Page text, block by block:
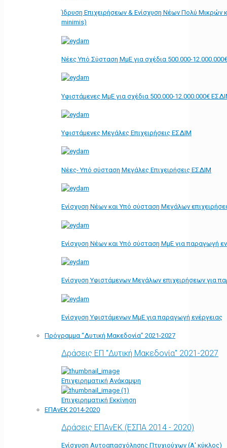
Ίδρυση Επιχειρήσεων & Ενίσχυση Νέων Πολύ Μικρών
minimis)
Νέες Υπό Σύσταση ΜμΕ για σχέδια 500.000-
Υφιστάμενες ΜμΕ για σχέδια 500.000-12.000.000€
Υφιστάμενες Μεγάλες Επιχειρήσεις ΕΣΔΙΜ
Νέες- Υπό σύσταση Μεγάλες Επιχειρήσεις ΕΣΔΙΜ
Ενίσχυση Νέων και Υπό σύσταση Μεγάλων
Ενίσχυση Νέων και Υπό σύσταση ΜμΕ για παραγωγή
Ενίσχυση Υφιστάμενων Μεγάλων επιχειρήσεων για
Ενίσχυση Υφιστάμενων ΜμΕ για παραγωγή ενέργειας
Πρόγραμμα “Δυτική Μακεδονία” 2021-2027
Δράσεις ΕΠ "Δυτική Μακεδονία" 2021-2027
Επιχειρηματική Ανάκαμψη
Επιχειρηματική Εκκίνηση
ΕΠΑνΕΚ 2014-2020
Δράσεις ΕΠΑνΕΚ (ΕΣΠΑ 2014 - 2020)
Ενίσχυση Αυτοαπασχόλησης Πτυχιούχων (Α' κύκλος)